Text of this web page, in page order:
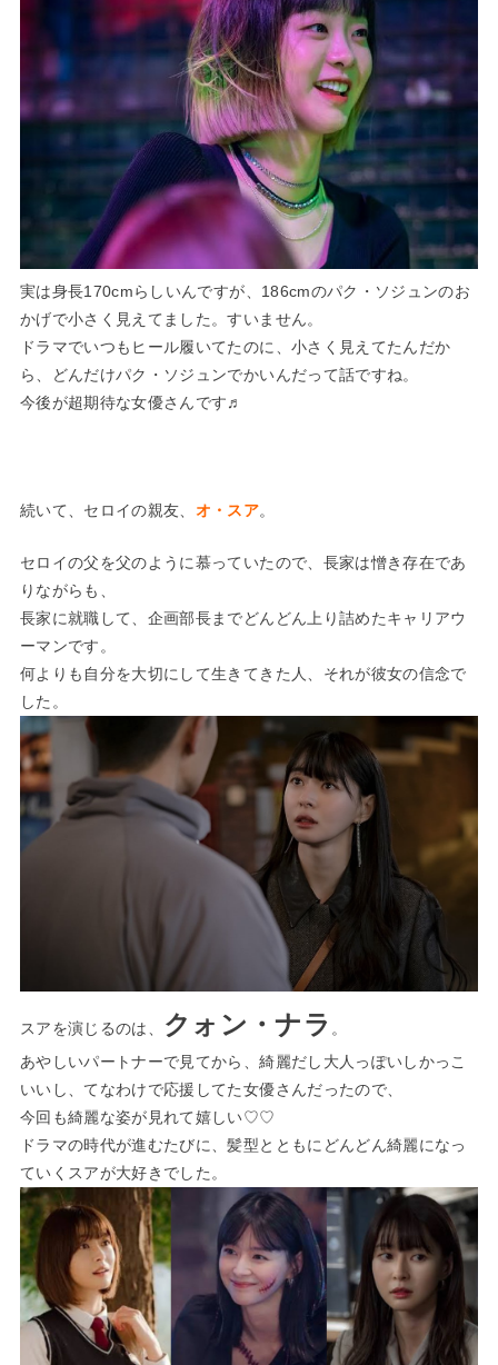
実は身長170cmらしいんですが、186cmのパク・ソジュンのお
かげで小さく見えてました。すいません。
ドラマでいつもヒール履いてたのに、小さく見えてたんだか
ら、どんだけパク・ソジュンでかいんだって話ですね。
今後が超期待な女優さんです♬
続いて、セロイの親友、 オ・スア。
セロイの父を父のように慕っていたので、長家は憎き存在であ
りながらも、
長家に就職して、企画部長までどんどん上り詰めたキャリアウ
ーマンです。
何よりも自分を大切にして生きてきた人、それが彼女の信念で
した。
スアを演じるのは、 クォン・ナラ 。
あやしいパートナーで見てから、綺麗だし大人っぽいしかっこ
いいし、てなわけで応援してた女優さんだったので、
今回も綺麗な姿が見れて嬉しい♡♡
ドラマの時代が進むたびに、髪型とともにどんどん綺麗になっ
ていくスアが大好きでした。